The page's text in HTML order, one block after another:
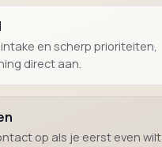
en scherp prioriteiten,
direct aan.
op als je eerst even wilt